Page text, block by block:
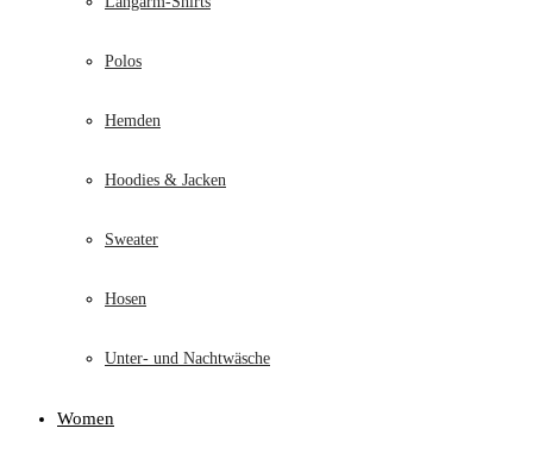
Polos
Hemden
Hoodies & Jacken
Sweater
Hosen
Unter- und Nachtwäsche
Women